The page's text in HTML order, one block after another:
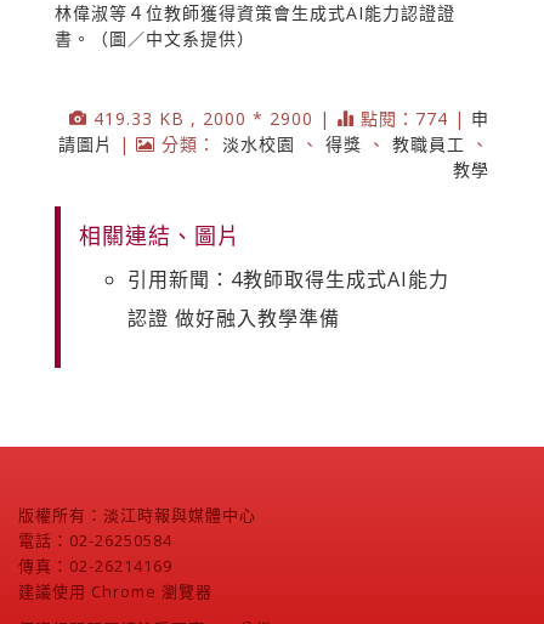
林偉淑等４位教師獲得資策會生成式AI能力認證證
書。（圖／中文系提供）
419.33 KB , 2000 * 2900 | 點閱：774 | 申
請圖片
| 分類： 淡水校園 、 得獎 、 教職員工
、
教學
相關連結、圖片
引用新聞：4教師取得生成式AI能力
認證 做好融入教學準備
版權所有：淡江時報與媒體中心
電話：02-26250584
傳真：02-26214169
建議使用 Chrome 瀏覽器